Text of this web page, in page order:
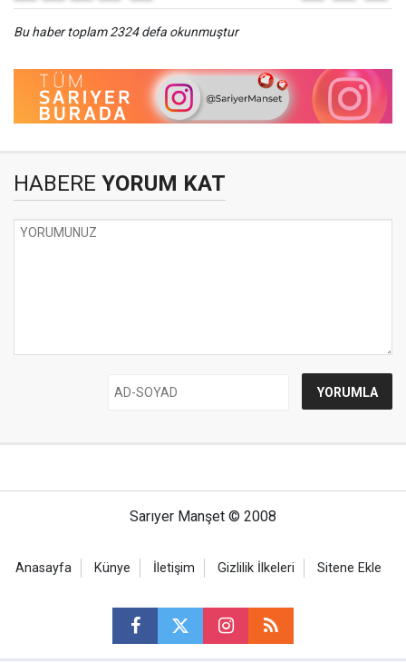
Bu haber toplam 2324 defa okunmuştur
HABERE YORUM KAT
Sarıyer Manşet © 2008
Anasayfa Künye İletişim Gizlilik İlkeleri Sitene Ekle